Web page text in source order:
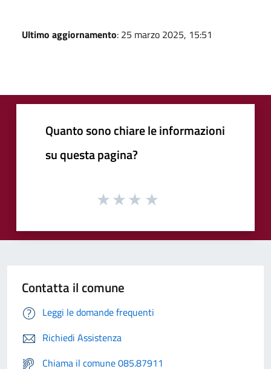
Ultimo aggiornamento: 25 marzo 2025, 15:51
Quanto sono chiare le informazioni
su questa pagina?
Contatta il comune
Leggi le domande frequenti
Richiedi Assistenza
Chiama il comune 085.87911